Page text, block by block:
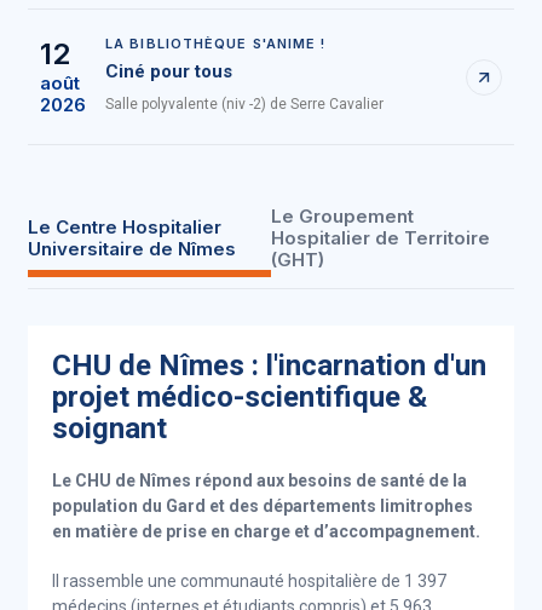
12
août
2026
LA BIBLIOTHÈQUE S'ANIME !
Ciné pour tous
Salle polyvalente (niv -2) de Serre Cavalier
Le Centre Hospitalier
Universitaire de Nîmes
Le Groupement
Hospitalier de Territoire
(GHT)
CHU de Nîmes : l'incarnation d'un
projet médico-scientifique &
soignant
Le CHU de Nîmes répond aux besoins de santé de la
population du Gard et des départements limitrophes
en matière de prise en charge et d’accompagnement.
Il rassemble une communauté hospitalière de 1 397